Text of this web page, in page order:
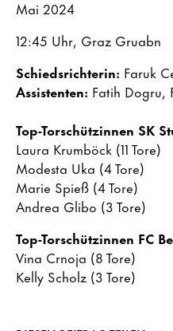
Mai 2024
12:45 Uhr, Graz Gruabn
Schiedsrichterin: Faruk
Assistenten: Fatih Dogru,
Top-Torschützinnen SK
Laura Krumböck (11 Tore)
Modesta Uka (4 Tore)
Marie Spieß (4 Tore)
Andrea Glibo (3 Tore)
Top-Torschützinnen FC
Vina Crnoja (8 Tore)
Kelly Scholz (3 Tore)